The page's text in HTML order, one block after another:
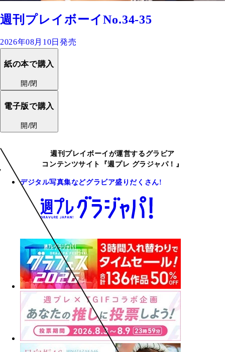
週刊プレイボーイNo.34-35
2026年08月10日発売
紙の本で購入
開/閉
電子版で購入
開/閉
週刊プレイボーイが運営するグラビア
コンテンツサイト『週プレ グラジャパ！』
デジタル写真集などグラビア盛りだくさん!